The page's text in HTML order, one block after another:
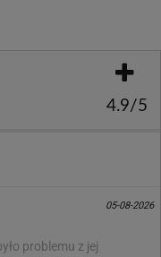
4.9/5
05-08-2026
problemu z jej